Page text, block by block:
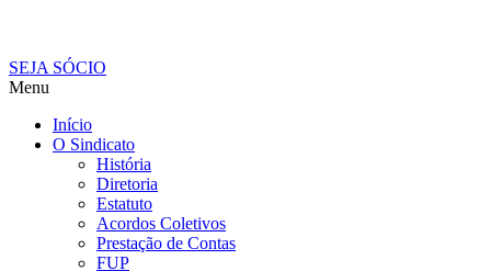
SEJA SÓCIO
Menu
Início
O Sindicato
História
Diretoria
Estatuto
Acordos Coletivos
Prestação de Contas
FUP